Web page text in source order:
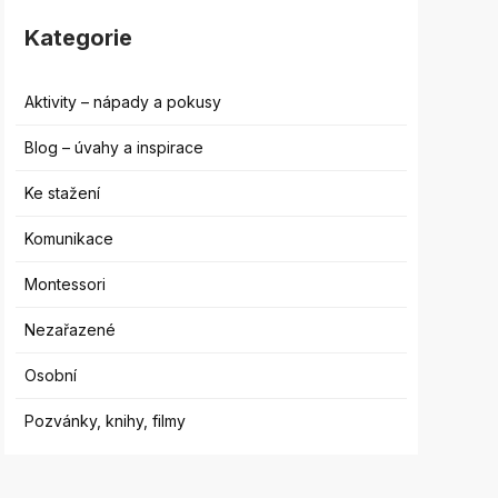
Kategorie
Aktivity – nápady a pokusy
Blog – úvahy a inspirace
Ke stažení
Komunikace
Montessori
Nezařazené
Osobní
Pozvánky, knihy, filmy